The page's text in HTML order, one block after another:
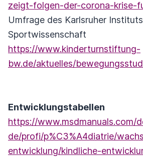
zeigt-folgen-der-corona-krise-
Umfrage des Karlsruher
Sportwissenschaft
https://www.kinderturnstiftung-
bw.de/aktuelles/
Entwicklungstabellen
https://www.msdmanuals.com/
de/profi/p%C3%A4diatrie/
entwicklung/kindliche-